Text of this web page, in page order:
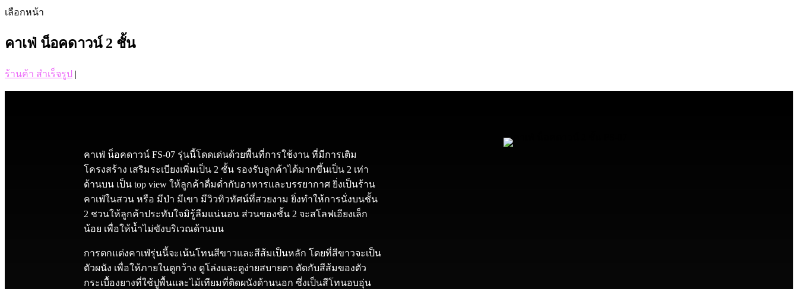
เลือกหน้า
คาเฟ่ น็อคดาวน์ 2 ชั้น
ร้านค้า สำเร็จรูป |
คาเฟ่ น็อคดาวน์ FS-07 รุ่นนี้โดดเด่นด้วยพื้นที่การใช้งาน ที่มีการเติม
โครงสร้าง เสริมระเบียงเพิ่มเป็น 2 ชั้น รองรับลูกค้าได้มากขึ้นเป็น 2 เท่า
ด้านบน เป็น top view ให้ลูกค้าดื่มด่ำกับอาหารและบรรยากาศ ยิ่งเป็นร้าน
คาเฟ่ในสวน หรือ มีป่า มีเขา มีวิวทิวทัศน์ที่สวยงาม ยิ่งทำให้การนั่งบนชั้น
2 ชวนให้ลูกค้าประทับใจมิรู้ลืมแน่นอน ส่วนของชั้น 2 จะสโลฟเอียงเล็ก
น้อย เพื่อให้น้ำไม่ขังบริเวณด้านบน
การตกแต่งคาเฟ่รุ่นนี้จะเน้นโทนสีขาวและสีส้มเป็นหลัก โดยที่สีขาวจะเป็น
ตัวผนัง เพื่อให้ภายในดูกว้าง ดูโล่งและดูง่ายสบายตา ตัดกับสีส้มของตัว
กระเบื้องยางที่ใช้ปูพื้นและไม้เทียมที่ติดผนังด้านนอก ซึ่งเป็นสีโทนอบอุ่น